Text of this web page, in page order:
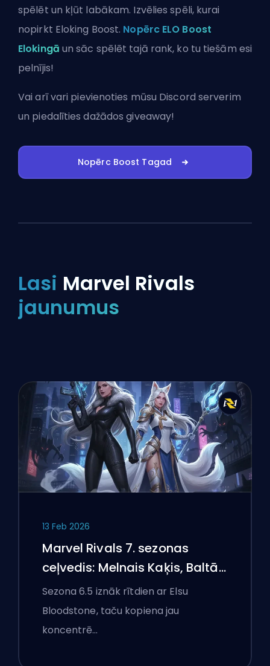
spēlēt un kļūt labākam. Izvēlies spēli, kurai
nopirkt Eloking Boost. Nopērc ELO Boost
Elokingā un sāc spēlēt tajā rank, ko tu tiešām esi
pelnījis!
Vai arī vari pievienoties mūsu Discord serverim
un piedalīties dažādos giveaway!
Nopērc Boost Tagad
Lasi Marvel Rivals
jaunumus
13 Feb 2026
Marvel Rivals 7. sezonas
ceļvedis: Melnais Kaķis, Baltā
Foksa un Monstri Ņujorkā
Sezona 6.5 iznāk rītdien ar Elsu
Bloodstone, taču kopiena jau
koncentrē…